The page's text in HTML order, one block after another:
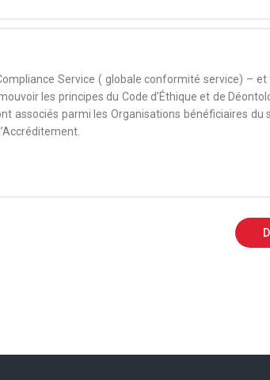
Compliance Service ( globale conformité service) –
les principes du Code d’Éthique et de
associés parmi les Organisations bénéficiaires du